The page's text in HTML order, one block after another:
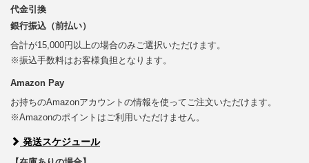
代金引換
銀行振込（前払い）
合計が15,000円以上の場合のみご選択いただけます。
※振込手数料はお客様負担となります。
Amazon Pay
お持ちのAmazonアカウントの情報を使ってご注文いただけます。
※Amazonのポイントはご利用いただけません。
発送スケジュール